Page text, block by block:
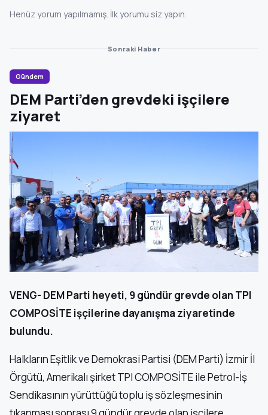
Henüz yorum yapılmamış. İlk yorumu siz yapın.
Sonraki Haber
Gündem
DEM Parti’den grevdeki işçilere
ziyaret
VENG- DEM Parti heyeti, 9 gündür grevde olan TPI
COMPOSİTE işçilerine dayanışma ziyaretinde
bulundu.
Halkların Eşitlik ve Demokrasi Partisi (DEM Parti) İzmir İl
Örgütü, Amerikalı şirket TPI COMPOSİTE ile Petrol-İş
Sendikasının yürüttüğü toplu iş sözleşmesinin